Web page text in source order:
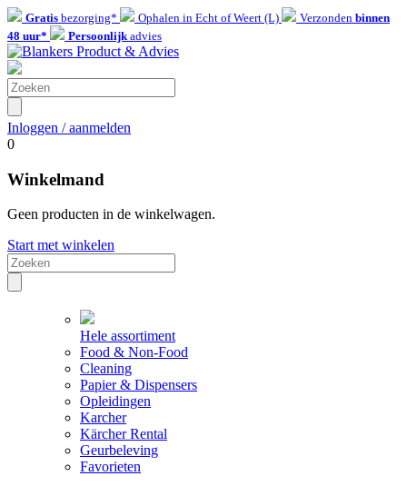
Gratis bezorging* Ophalen in Echt of Weert (L) Verzonden binnen
48 uur*
Persoonlijkadvies
Inloggen / aanmelden
0
Winkelmand
Geen producten in de winkelwagen.
Start met winkelen
Hele assortiment
Food & Non-Food
Cleaning
Papier & Dispensers
Opleidingen
Karcher
Kärcher Rental
Geurbeleving
Favorieten